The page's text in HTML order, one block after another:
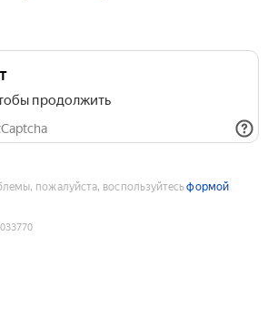
продолжить
пожалуйста, воспользуйтесьформой